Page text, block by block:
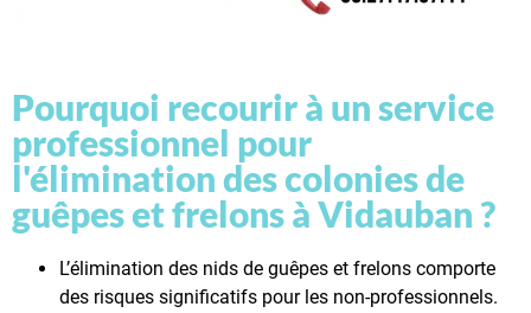
Pourquoi recourir à un service
professionnel pour
l'élimination des colonies de
guêpes et frelons à Vidauban ?
L’élimination des nids de guêpes et frelons comporte
des risques significatifs pour les non-professionnels.